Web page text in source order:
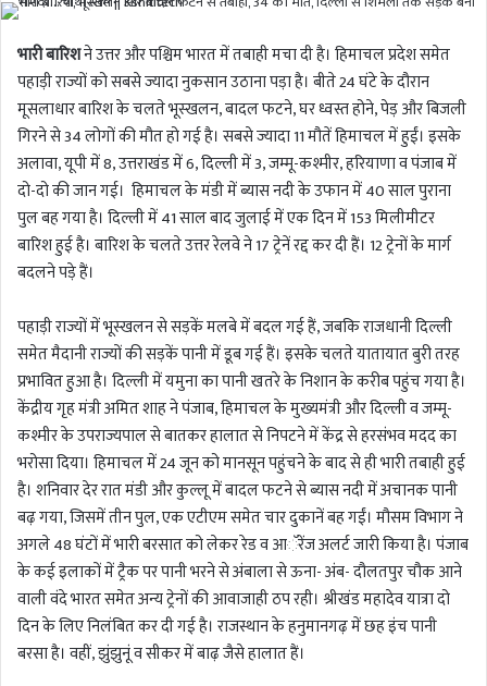
भारी बारिशने उत्तर और पश्चिम भारत में तबाही मचा दी है। हिमाचल प्रदेश समेत
पहाड़ी राज्यों को सबसे ज्यादा नुकसान उठाना पड़ा है। बीते 24 घंटे के दौरान
मूसलाधार बारिश के चलते भूस्खलन, बादल फटने, घर ध्वस्त होने, पेड़ और बिजली
गिरने से 34 लोगों की मौत हो गई है। सबसे ज्यादा 11 मौतें हिमाचल में हुईं। इसके
अलावा, यूपी में 8, उत्तराखंड में 6, दिल्ली में 3, जम्मू-कश्मीर, हरियाणा व पंजाब में
दो-दो की जान गई। हिमाचल के मंडी में ब्यास नदी के उफान में 40 साल पुराना
पुल बह गया है। दिल्ली में 41 साल बाद जुलाई में एक दिन में 153 मिलीमीटर
बारिश हुई है। बारिश के चलते उत्तर रेलवे ने 17 ट्रेनें रद्द कर दी हैं। 12 ट्रेनों के मार्ग
बदलने पड़े हैं।
पहाड़ी राज्यों में भूस्खलन से सड़कें मलबे में बदल गई हैं, जबकि राजधानी दिल्ली
समेत मैदानी राज्यों की सड़कें पानी में डूब गई हैं। इसके चलते यातायात बुरी तरह
प्रभावित हुआ है। दिल्ली में यमुना का पानी खतरे के निशान के करीब पहुंच गया है।
केंद्रीय गृह मंत्री अमित शाह ने पंजाब, हिमाचल के मुख्यमंत्री और दिल्ली व जम्मू-
कश्मीर के उपराज्यपाल से बातकर हालात से निपटने में केंद्र से हरसंभव मदद का
भरोसा दिया। हिमाचल में 24 जून को मानसून पहुंचने के बाद से ही भारी तबाही हुई
है। शनिवार देर रात मंडी और कुल्लू में बादल फटने से ब्यास नदी में अचानक पानी
बढ़ गया, जिसमें तीन पुल, एक एटीएम समेत चार दुकानें बह गईं। मौसम विभाग ने
अगले 48 घंटों में भारी बरसात को लेकर रेड व आॅरेंज अलर्ट जारी किया है। पंजाब
के कई इलाकों में ट्रैक पर पानी भरने से अंबाला से ऊना- अंब- दौलतपुर चौक आने
वाली वंदे भारत समेत अन्य ट्रेनों की आवाजाही ठप रही। श्रीखंड महादेव यात्रा दो
दिन के लिए निलंबित कर दी गई है। राजस्थान के हनुमानगढ़ में छह इंच पानी
बरसा है। वहीं, झुंझुनूं व सीकर में बाढ़ जैसे हालात हैं।